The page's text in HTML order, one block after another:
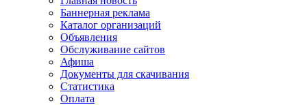
Баннерная реклама
Каталог организаций
Объявления
Обслуживание сайтов
Афиша
Документы для скачивания
Статистика
Оплата